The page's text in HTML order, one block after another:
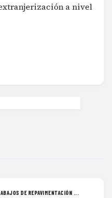
a nivel
DE REPAVIMENTACIÓN ...